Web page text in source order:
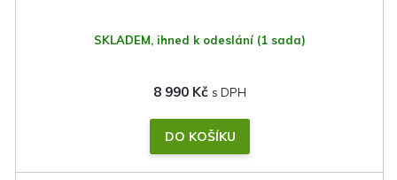
SKLADEM, ihned k odeslání (1 sada)
8 990 Kč
DO KOŠÍKU